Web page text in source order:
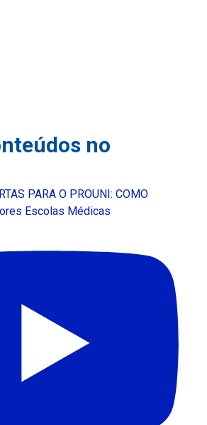
no
PARA O PROUNI: COMO
Escolas Médicas